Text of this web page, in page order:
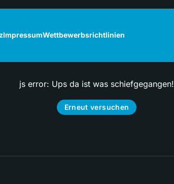
ImpressumWettbewerbsrichtlinien
js error: Ups da ist was schiefgegangen!
Erneut versuchen